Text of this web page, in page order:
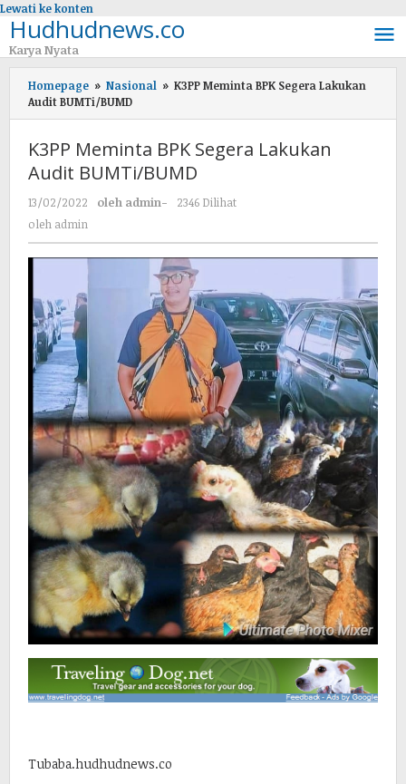
Lewati ke konten
Hudhudnews.co
Karya Nyata
Homepage » Nasional » K3PP Meminta BPK Segera Lakukan
Audit BUMTi/BUMD
K3PP Meminta BPK Segera Lakukan
Audit BUMTi/BUMD
13/02/2022 oleh admin-
2346 Dilihat
oleh admin
Tubaba.hudhudnews.co